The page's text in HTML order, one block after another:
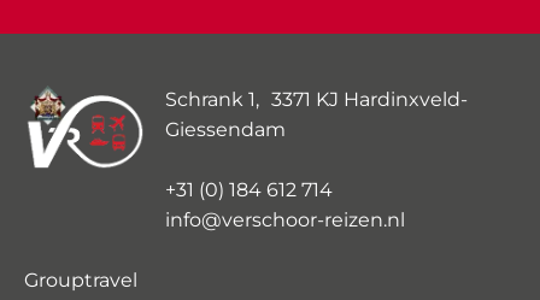
Schrank 1, 3371 KJ Hardinxveld-
Giessendam
+31 (0) 184 612 714
info@verschoor-reizen.nl
Grouptravel